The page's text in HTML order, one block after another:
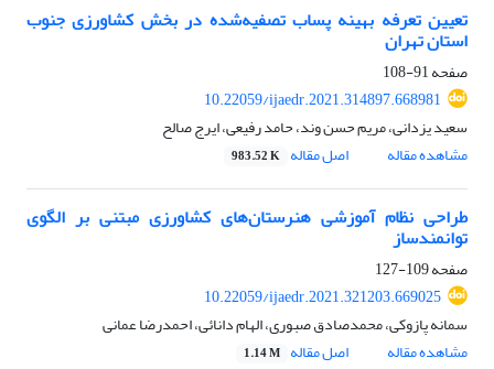
تعیین تعرفه بهینه پساب تصفیه‌شده در بخش کشاورزی جنوب
استان تهران
صفحه91-108
10.22059/ijaedr.2021.314897.668981
سعید یزدانی، مریم حسن وند، حامد رفیعی، ایرج صالح
مشاهده مقاله
اصل مقاله 983.52 K
طراحی نظام آموزشی هنرستان‌های کشاورزی مبتنی بر الگوی
توانمندساز
صفحه109-127
10.22059/ijaedr.2021.321203.669025
سمانه پازوکی، محمدصادق صبوری، الهام دانائی، احمدرضا عمانی
مشاهده مقاله
اصل مقاله 1.14 M